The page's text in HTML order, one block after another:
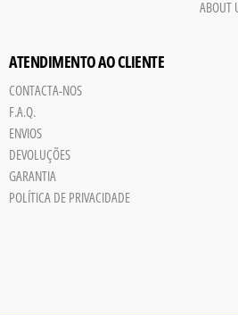
Save
Board
JPG
trigger
ABOUT
ATENDIMENTO AO CLIENTE
CONTACTA-NOS
F.A.Q.
ENVIOS
DEVOLUÇÕES
GARANTIA
POLÍTICA DE PRIVACIDADE